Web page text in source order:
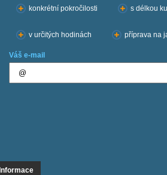
konkrétní pokročilosti
s délkou
v určitých hodinách příprava na
Váš e-mail
Informace